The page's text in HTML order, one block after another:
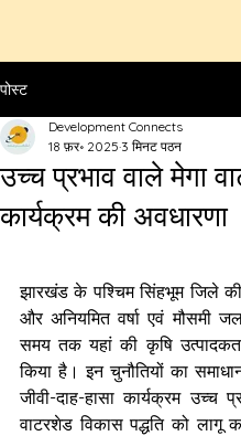
पोस्ट
उच्च प्रभाव वाले मेगा
कार्यक्रम की अवधारणा
Development Connects
18 फ़र॰ 2025 3 मिनट पठन
झारखंड के पश्चिम सिंहभूम जिले
और अनियमित वर्षा एवं मौसमी
समय तक यहां की कृषि
किया है। इन चुनौतियों का
जीवी-दाह-हासा कार्यक्रम उच्च
वाटरशेड विकास पद्धति को लागू